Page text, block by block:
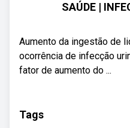
SAÚDE |
Aumento da ingestão de
ocorrência de infecção
fator de aumento do ...
Tags